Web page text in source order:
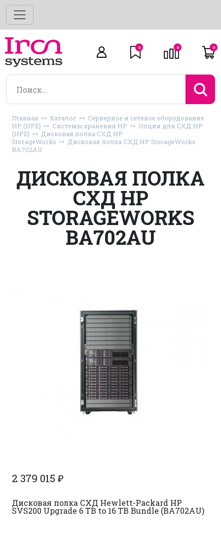
0 0 0
Главная Каталог
Серверное и сетевое оборудование
HP (HPE)
Системы хранения HP
Опции для СХД HP
(HPE)
Дисковая полка СХД HP
StorageWorks
Дисковая полка СХД HP StorageWorks
BA702AU
ДИСКОВАЯ ПОЛКА
СХД HP
STORAGEWORKS
BA702AU
2 379 015 ₽
Дисковая полка СХД Hewlett-Packard HP
SVS200 Upgrade 6 TB to 16 TB Bundle (BA702AU)